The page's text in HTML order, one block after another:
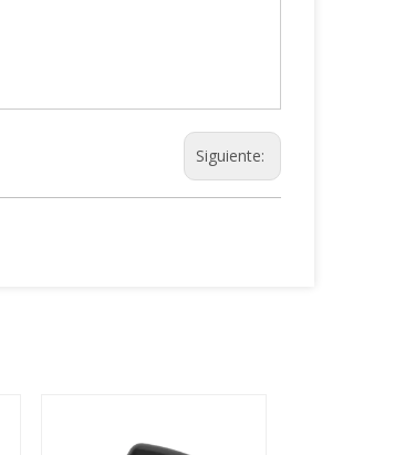
Siguiente: